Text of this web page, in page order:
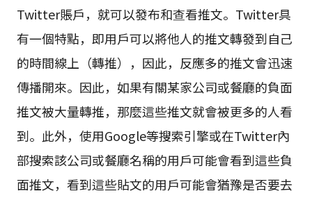
Twitter賬戶，就可以發布和查看推文。Twitter具
有一個特點，即用戶可以將他人的推文轉發到自己
的時間線上（轉推），因此，反應多的推文會迅速
傳播開來。因此，如果有關某家公司或餐廳的負面
推文被大量轉推，那麼這些推文就會被更多的人看
到。此外，使用Google等搜索引擎或在Twitter內
部搜索該公司或餐廳名稱的用戶可能會看到這些負
面推文，看到這些貼文的用戶可能會猶豫是否要去